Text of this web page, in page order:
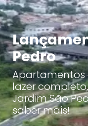
Pedro
Apartamentos
lazer
Jardim São
saber mais!